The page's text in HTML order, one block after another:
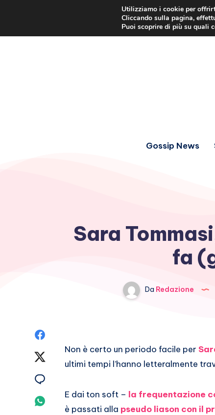
Gossip News
Sara
fa
Da Redazione
Twitter
Condividi
Non è certo un periodo facile per
ultimi tempi l’hanno letteralmente
E dai ton soft – la frequentazione
è passati alla pseudo liason con il
Utilizziamo i cookie per
Cliccando sulla pagina,
Puoi scoprire di più su quali